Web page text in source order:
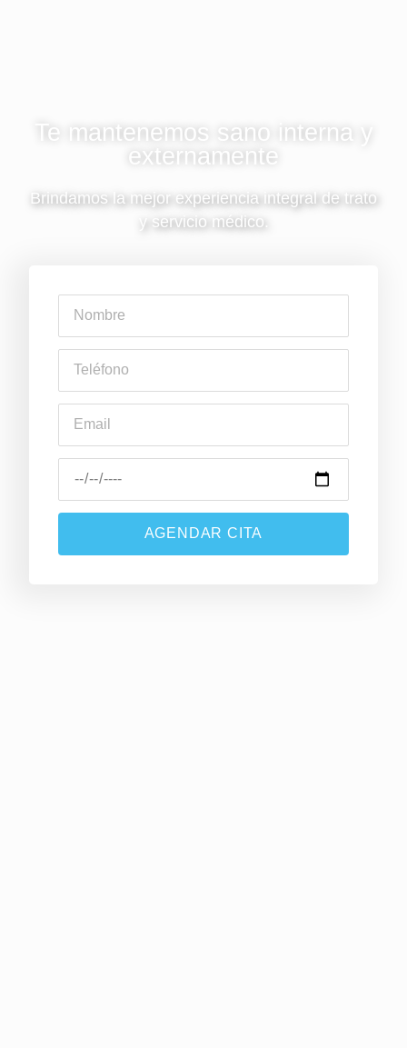
Te mantenemos sano interna y
externamente
Brindamos la mejor experiencia integral de trato
y servicio médico.
AGENDAR CITA